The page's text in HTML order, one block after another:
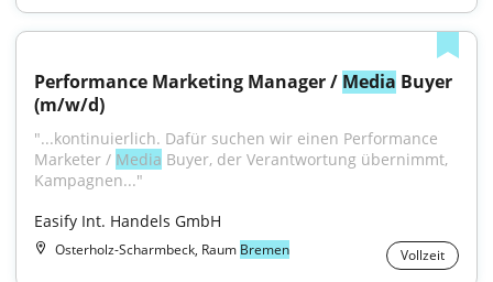
Performance Marketing Manager / Media Buyer
(m/w/d)
"...kontinuierlich. Dafür suchen wir einen Performance
Marketer / Media Buyer, der Verantwortung übernimmt,
Kampagnen..."
Easify Int. Handels GmbH
Osterholz-Scharmbeck, Raum Bremen Vollzeit